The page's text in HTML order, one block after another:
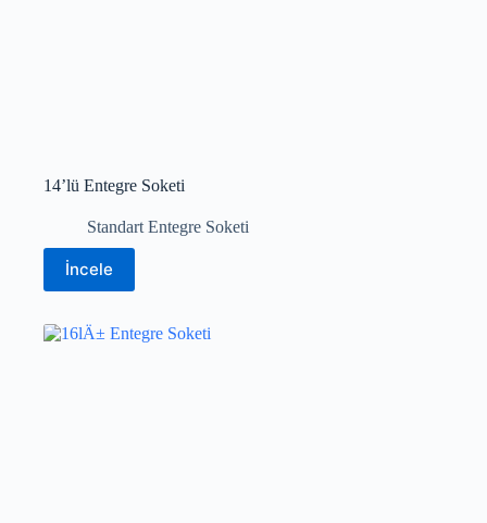
14’lü Entegre Soketi
Standart Entegre Soketi
İncele